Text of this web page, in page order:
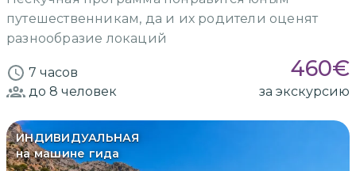
путешественникам, да и их родители оценят
разнообразие локаций
7 часов 460€
до 8 человек за экскурсию
ИНДИВИДУАЛЬНАЯ
на машине гида